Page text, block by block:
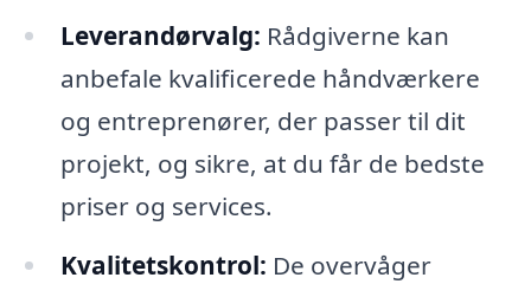
Leverandørvalg: Rådgiverne kan
anbefale kvalificerede håndværkere
og entreprenører, der passer til dit
projekt, og sikre, at du får de bedste
priser og services.
Kvalitetskontrol: De overvåger